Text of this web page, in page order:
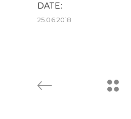
DATE:
25.06.2018